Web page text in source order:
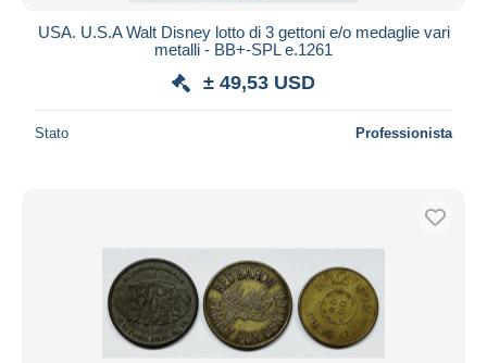
USA. U.S.A Walt Disney lotto di 3 gettoni e/o medaglie vari
metalli - BB+-SPL e.1261
± 49,53 USD
Stato Professionista